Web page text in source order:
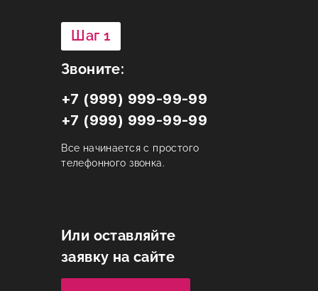
Шаг 1
Звоните:
+7 (999) 999-99-99
+7 (999) 999-99-99
Все начинается с простого
телефонного звонка.
Или оставляйте
заявку на сайте